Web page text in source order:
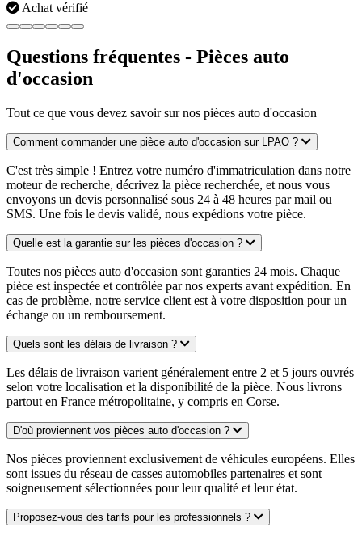
Achat vérifié
Questions fréquentes - Pièces auto
d'occasion
Tout ce que vous devez savoir sur nos pièces auto d'occasion
Comment commander une pièce auto d'occasion sur LPAO ?
C'est très simple ! Entrez votre numéro d'immatriculation dans notre
moteur de recherche, décrivez la pièce recherchée, et nous vous
envoyons un devis personnalisé sous 24 à 48 heures par mail ou
SMS. Une fois le devis validé, nous expédions votre pièce.
Quelle est la garantie sur les pièces d'occasion ?
Toutes nos pièces auto d'occasion sont garanties 24 mois. Chaque
pièce est inspectée et contrôlée par nos experts avant expédition. En
cas de problème, notre service client est à votre disposition pour un
échange ou un remboursement.
Quels sont les délais de livraison ?
Les délais de livraison varient généralement entre 2 et 5 jours ouvrés
selon votre localisation et la disponibilité de la pièce. Nous livrons
partout en France métropolitaine, y compris en Corse.
D'où proviennent vos pièces auto d'occasion ?
Nos pièces proviennent exclusivement de véhicules européens. Elles
sont issues du réseau de casses automobiles partenaires et sont
soigneusement sélectionnées pour leur qualité et leur état.
Proposez-vous des tarifs pour les professionnels ?